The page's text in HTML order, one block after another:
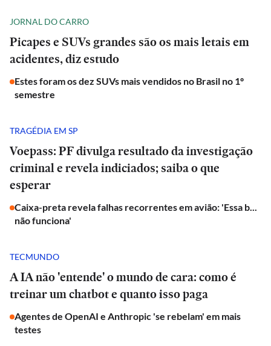
JORNAL DO CARRO
Picapes e SUVs grandes são os mais letais em
acidentes, diz estudo
Estes foram os dez SUVs mais vendidos no Brasil no 1º
semestre
TRAGÉDIA EM SP
Voepass: PF divulga resultado da investigação
criminal e revela indiciados; saiba o que
esperar
Caixa-preta revela falhas recorrentes em avião: 'Essa b...
não funciona'
TECMUNDO
A IA não 'entende' o mundo de cara: como é
treinar um chatbot e quanto isso paga
Agentes de OpenAI e Anthropic 'se rebelam' em mais
testes